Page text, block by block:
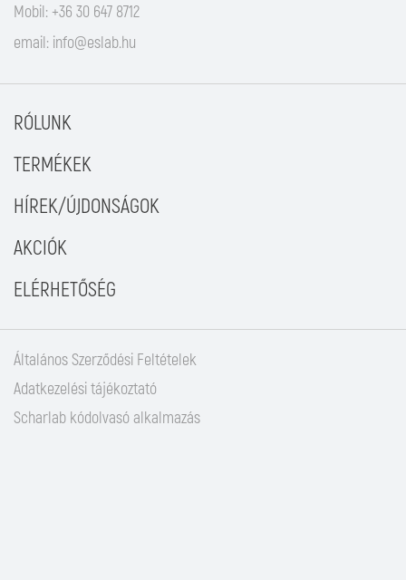
Mobil: +36 30 647 8712
email: info@eslab.hu
RÓLUNK
TERMÉKEK
HÍREK/ÚJDONSÁGOK
AKCIÓK
ELÉRHETŐSÉG
Általános Szerződési Feltételek
Adatkezelési tájékoztató
Scharlab kódolvasó alkalmazás